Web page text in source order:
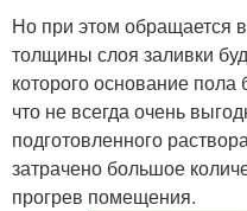
Но при этом обращается
толщины слоя заливки
которого основание пола
что не всегда очень
подготовленного
затрачено большое
прогрев помещения.